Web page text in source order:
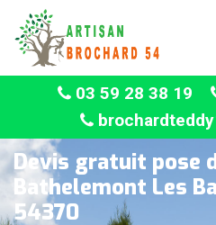
03 59 28 38 19
Devis gratuit pose
Bathelemont Les
54370